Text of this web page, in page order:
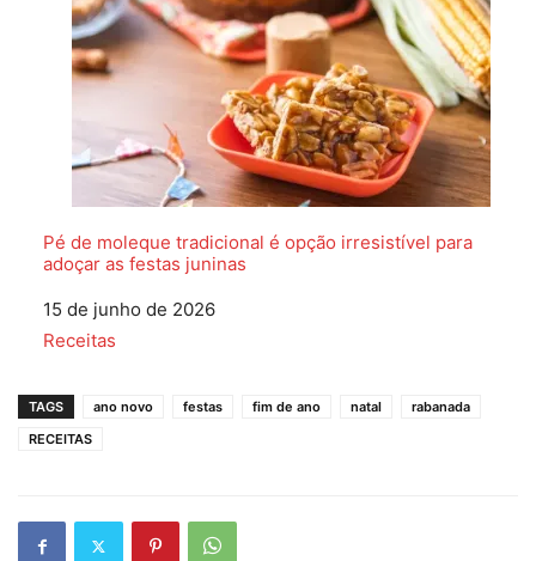
Pé de moleque tradicional é opção irresistível para
adoçar as festas juninas
Data
15 de junho de 2026
Em relação a
Receitas
TAGS ano novo festas fim de ano natal
rabanada
RECEITAS